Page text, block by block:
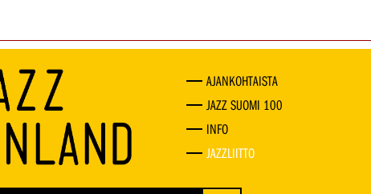
AJANKOHTAISTA
JAZZ SUOMI 100
INFO
JAZZLIITTO